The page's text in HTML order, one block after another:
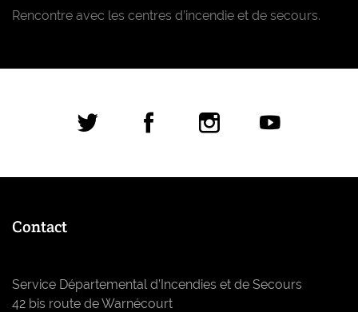
Rencontre avec les centres d’incendie et de secours.
Réseaux sociaux
Contact
Service Départemental d’Incendies et de Secours
42 bis route de Warnécourt